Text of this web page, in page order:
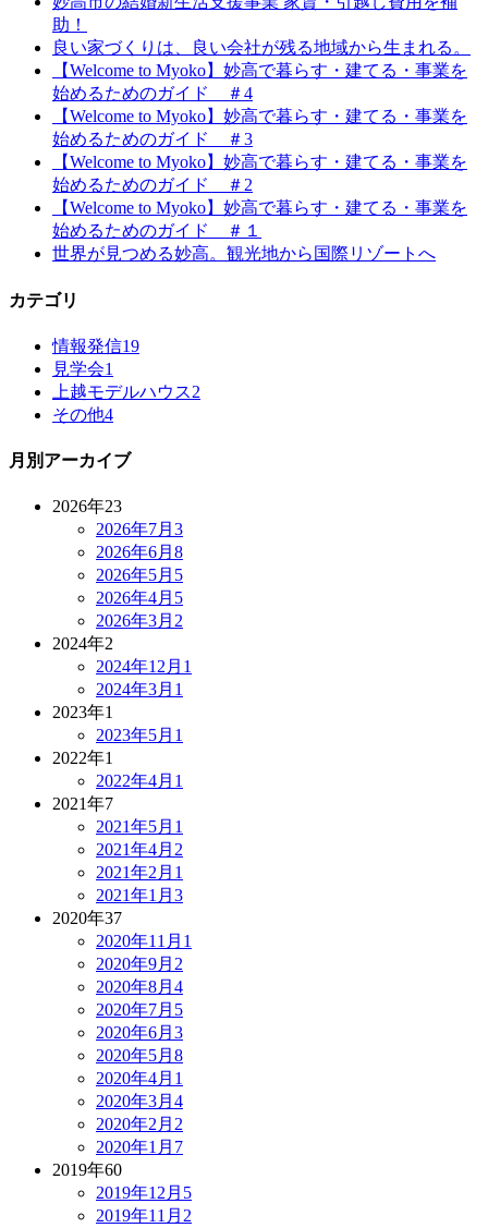
助！
良い家づくりは、良い会社が残る地域から生まれる。
【Welcome to Myoko】妙高で暮らす・建てる・事業を
始めるためのガイド ＃4
【Welcome to Myoko】妙高で暮らす・建てる・事業を
始めるためのガイド ＃3
【Welcome to Myoko】妙高で暮らす・建てる・事業を
始めるためのガイド ＃2
【Welcome to Myoko】妙高で暮らす・建てる・事業を
始めるためのガイド ＃１
世界が見つめる妙高。観光地から国際リゾートへ
カテゴリ
情報発信19
見学会1
上越モデルハウス2
その他4
月別アーカイブ
2026年23
2026年7月 3
2026年6月 8
2026年5月 5
2026年4月 5
2026年3月 2
2024年2
2024年12月 1
2024年3月 1
2023年1
2023年5月 1
2022年1
2022年4月 1
2021年7
2021年5月 1
2021年4月 2
2021年2月 1
2021年1月 3
2020年37
2020年11月 1
2020年9月 2
2020年8月 4
2020年7月 5
2020年6月 3
2020年5月 8
2020年4月 1
2020年3月 4
2020年2月 2
2020年1月 7
2019年60
2019年12月 5
2019年11月 2